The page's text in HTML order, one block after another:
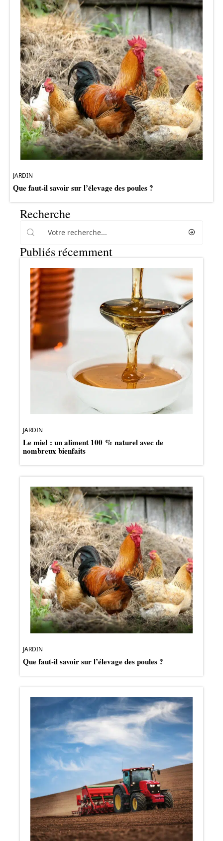
JARDIN
Que faut-il savoir sur l’élevage des poules ?
Recherche
Publiés récemment
JARDIN
Le miel : un aliment 100 % naturel avec de
nombreux bienfaits
JARDIN
Que faut-il savoir sur l’élevage des poules ?